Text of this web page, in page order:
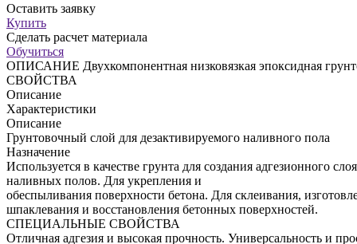
Оставить заявку
Купить
Сделать расчет материала
Обучиться
ОПИСАНИЕ Двухкомпонентная низковязкая эпоксидная
СВОЙСТВА
Описание
Характеристики
Описание
Грунтовочный слой для дезактивируемого наливного пола
Назначение
Используется в качестве грунта для создания
наливных полов. Для укрепления и
обеспыливания поверхности бетона. Для склеивания,
шпаклевания и восстановления бетонных поверхностей.
СПЕЦИАЛЬНЫЕ СВОЙСТВА
Отличная адгезия и высокая прочность. Универсальность и